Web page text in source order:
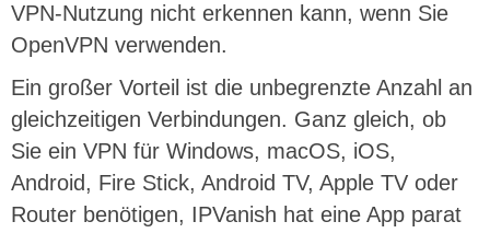
VPN-Nutzung nicht erkennen kann, wenn Sie
OpenVPN verwenden.
Ein großer Vorteil ist die unbegrenzte Anzahl an
gleichzeitigen Verbindungen. Ganz gleich, ob
Sie ein VPN für Windows, macOS, iOS,
Android, Fire Stick, Android TV, Apple TV oder
Router benötigen, IPVanish hat eine App parat